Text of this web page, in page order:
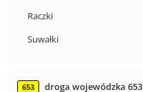
Raczki
Suwałki
653
droga wojewódzka 653